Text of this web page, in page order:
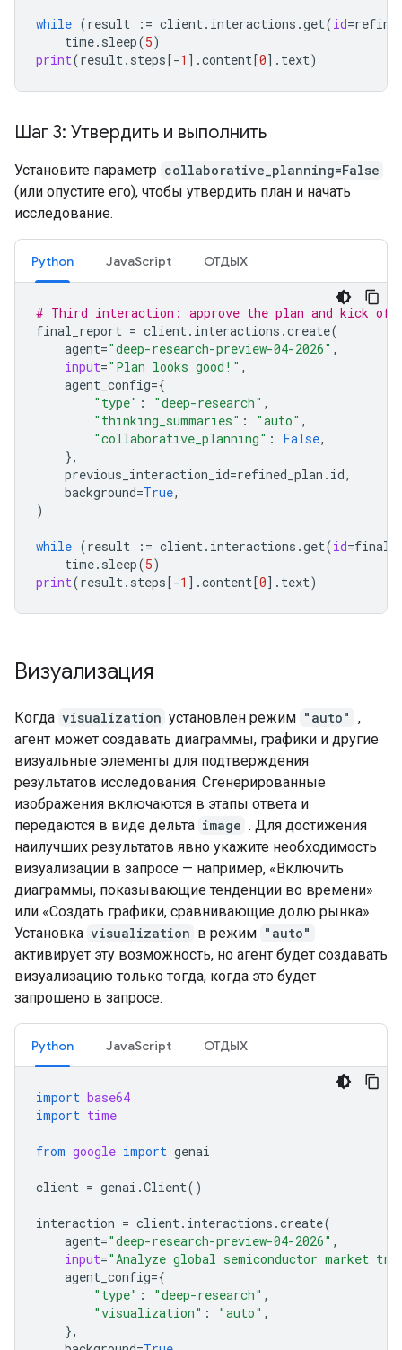
while (result := client. interactions .get(id=
time. sleep(5)
print(result. steps[-1 ] .content[0] . text)
Шаг 3: Утвердить и выполнить
Установите параметр collaborative_planning=False
(или опустите его), чтобы утвердить план и начать
исследование.
Python JavaScript ОТДЫХ
# Third interaction: approve the plan and kick off
final_report = client. interactions .create(
agent="deep-research-preview-04-2026" ,
input="Plan looks good!" ,
agent_config={
"type" : "deep-research" ,
"thinking_summaries" : "auto" ,
"collaborative_planning" : False,
},
previous_interaction_id=refined_plan . id,
background=True,
)
while (result := client. interactions .get(id=
time. sleep(5)
print(result. steps[-1 ] .content[0] . text)
Визуализация
Когда visualization установлен режим "auto" ,
агент может создавать диаграммы, графики и другие
визуальные элементы для подтверждения
результатов исследования. Сгенерированные
изображения включаются в этапы ответа и
передаются в виде дельта image . Для достижения
наилучших результатов явно укажите необходимость
визуализации в запросе — например, «Включить
диаграммы, показывающие тенденции во времени»
или «Создать графики, сравнивающие долю рынка».
Установка visualization в режим "auto"
активирует эту возможность, но агент будет создавать
визуализацию только тогда, когда это будет
запрошено в запросе.
Python JavaScript ОТДЫХ
import base64
import time
from google import genai
client = genai .Client()
interaction = client. interactions .create(
agent="deep-research-preview-04-2026" ,
input="Analyze global semiconductor market
agent_config={
"type" : "deep-research" ,
"visualization" : "auto" ,
},